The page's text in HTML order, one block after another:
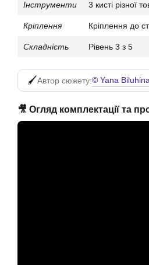
Інструменти 3 кисті різної
Кріплення Кріплення до
Складність Рівень 3 з 5
Автор сюжету:© Yana
🎥 Огляд комплектації та